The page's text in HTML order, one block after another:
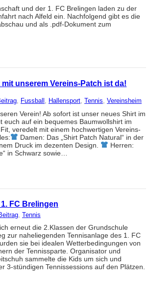
und der 1. FC Brelingen laden zu der
nach Alfeld ein. Nachfolgend gibt es die
und als .pdf-Dokument zum
unserem Vereins-Patch ist da!
, Fussball , Hallensport, Tennis, Vereinsheim
Verein! Ab sofort ist unser neues Shirt im
euch auf ein bequemes Baumwollshirt im
veredelt mit einem hochwertigen Vereins-
Damen: Das „Shirt Patch Natural“ in der
Druck im dezenten Design.
Herren:
in Schwarz sowie…
FC Brelingen
Tennis
erneut die 2.Klassen der Grundschule
zur naheliegenden Tennisanlage des 1. FC
sie bei idealen Wetterbedingungen von
der Tennissparte. Organisator und
sammelte die Kids um sich und
3-stündigen Tennissessions auf den Plätzen.